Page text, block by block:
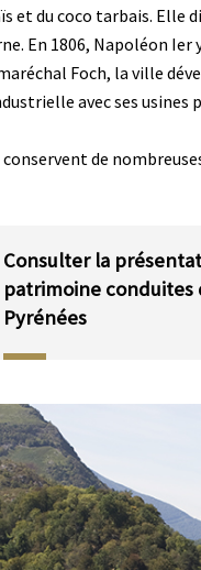
et du coco tarbais. Elle
En 1806, Napoléon
Foch, la ville
avec ses usines
conservent de
Consulter la
patrimoine conduites
Pyrénées